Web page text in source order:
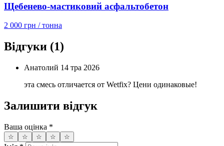
Щебенево-мастиковий асфальтобетон
2 000 грн / тонна
Відгуки (1)
Анатолий 14 тра 2026
эта смесь отличается от Wetfix? Цени одинаковые!
Залишити відгук
Ваша оцінка *
☆ ☆ ☆ ☆ ☆